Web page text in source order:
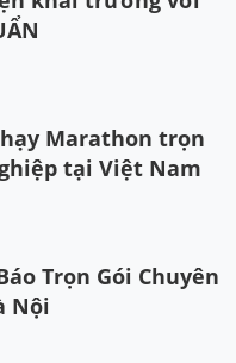
Marathon trọn
tại Việt Nam
Trọn Gói Chuyên
Nội